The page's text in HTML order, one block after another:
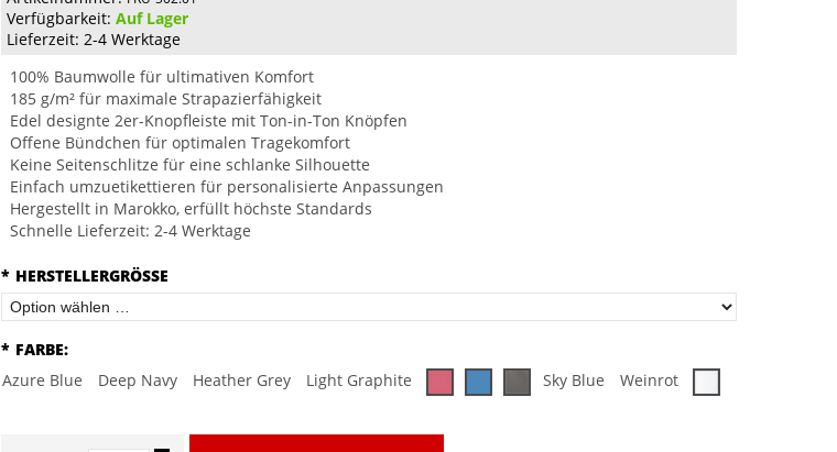
Verfügbarkeit: Auf Lager
Lieferzeit: 2-4 Werktage
100% Baumwolle für ultimativen Komfort
185 g/m² für maximale Strapazierfähigkeit
Edel designte 2er-Knopfleiste mit Ton-in-Ton Knöpfen
Offene Bündchen für optimalen Tragekomfort
Keine Seitenschlitze für eine schlanke Silhouette
Einfach umzuetikettieren für personalisierte Anpassungen
Hergestellt in Marokko, erfüllt höchste Standards
Schnelle Lieferzeit: 2-4 Werktage
* HERSTELLERGRÖSSE
* FARBE:
Azure Blue
Deep Navy Heather Grey Light Graphite Sky Blue Weinrot